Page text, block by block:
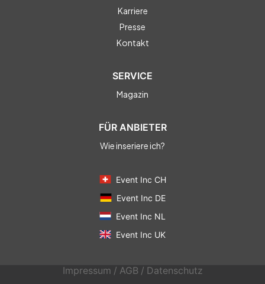
Karriere
Presse
Kontakt
SERVICE
Magazin
FÜR ANBIETER
Wie inseriere ich?
Event Inc CH
Event Inc DE
Event Inc NL
Event Inc UK
Impressum / AGB / Datenschutz